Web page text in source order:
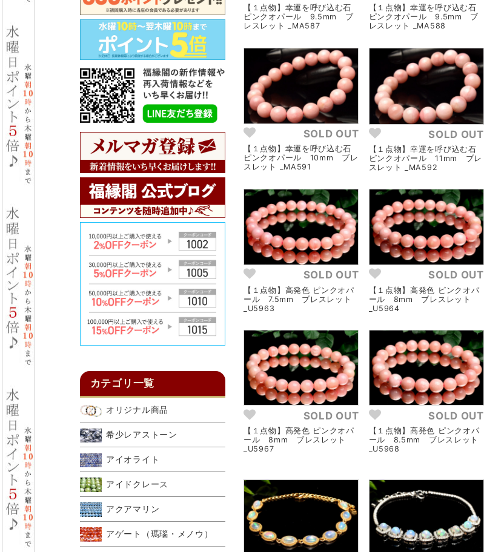
カテゴリ一覧
オリジナル商品
希少レアストーン
アイオライト
アイドクレース
アクアマリン
アゲート（瑪瑙・メノウ）
【１点物】幸運を呼び込む石
ピンクオパール 9.5mm ブ
レスレット _MA587
【１点物】幸運を呼び込む石
ピンクオパール 9.5mm ブ
レスレット _MA588
SOLD OUT
【１点物】幸運を呼び込む石
ピンクオパール 10mm ブレ
スレット _MA591
SOLD OUT
【１点物】幸運を呼び込む石
ピンクオパール 11mm ブレ
スレット _MA592
SOLD OUT
【１点物】高発色 ピンクオパ
ール 7.5mm ブレスレット
_U5963
SOLD OUT
【１点物】高発色 ピンクオパ
ール 8mm ブレスレット
_U5964
SOLD OUT
【１点物】高発色 ピンクオパ
ール 8mm ブレスレット
_U5967
SOLD OUT
【１点物】高発色 ピンクオパ
ール 8.5mm ブレスレット
_U5968